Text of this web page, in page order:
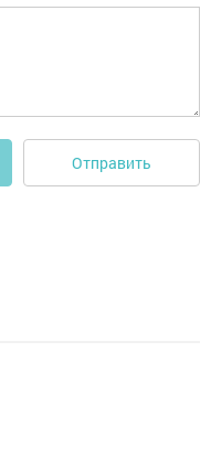
Отправить